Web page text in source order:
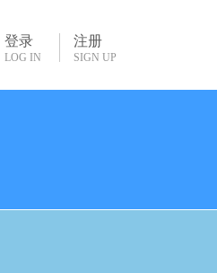
登录
LOG IN
注册
SIGN UP